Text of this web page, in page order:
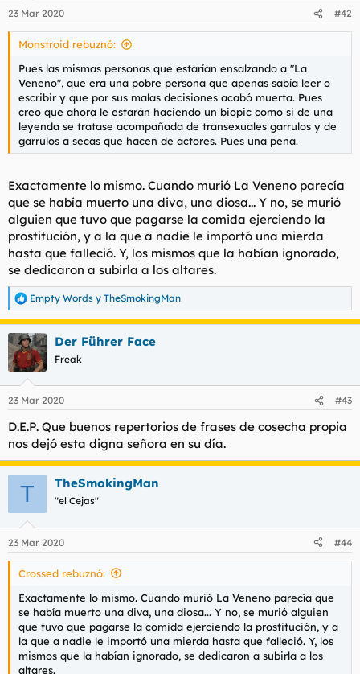
23 Mar 2020 #42
Monstroid rebuznó:
Pues las mismas personas que estarían ensalzando a "La
Veneno", que era una pobre persona que apenas sabía leer o
escribir y que por sus malas decisiones acabó muerta. Pues
creo que ahora le estarán haciendo un biopic como si de una
leyenda se tratase acompañada de transexuales garrulos y de
garrulos a secas que hacen de actores. Pues una pena.
Exactamente lo mismo. Cuando murió La Veneno parecía
que se había muerto una diva, una diosa... Y no, se murió
alguien que tuvo que pagarse la comida ejerciendo la
prostitución, y a la que a nadie le importó una mierda
hasta que falleció. Y, los mismos que la habían ignorado,
se dedicaron a subirla a los altares.
R
e
a
c
c
i
e
:
Empty Words y TheSmokingMan
Der Führer Face
Freak
23 Mar 2020 #43
D.E.P. Que buenos repertorios de frases de cosecha propia
nos dejó esta digna señora en su día.
T TheSmokingMan
"el Cejas"
23 Mar 2020 #44
Crossed rebuznó:
Exactamente lo mismo. Cuando murió La Veneno parecía que
se había muerto una diva, una diosa... Y no, se murió alguien
que tuvo que pagarse la comida ejerciendo la prostitución, y a
la que a nadie le importó una mierda hasta que falleció. Y, los
mismos que la habían ignorado, se dedicaron a subirla a los
altares.